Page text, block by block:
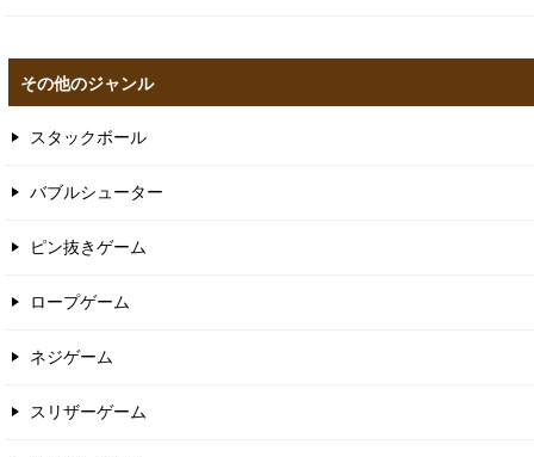
その他のジャンル
スタックボール
バブルシューター
ピン抜きゲーム
ロープゲーム
ネジゲーム
スリザーゲーム